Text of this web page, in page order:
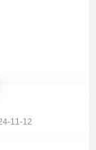
11-12